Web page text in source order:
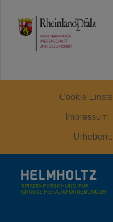
TMWWDG
Cookie
Impressum